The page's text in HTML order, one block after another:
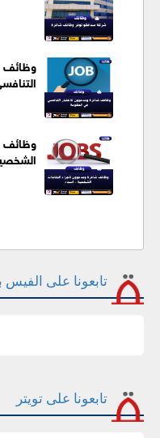
وظائف
وظائف
تابعونا على الفيس
تابعونا على تويتر